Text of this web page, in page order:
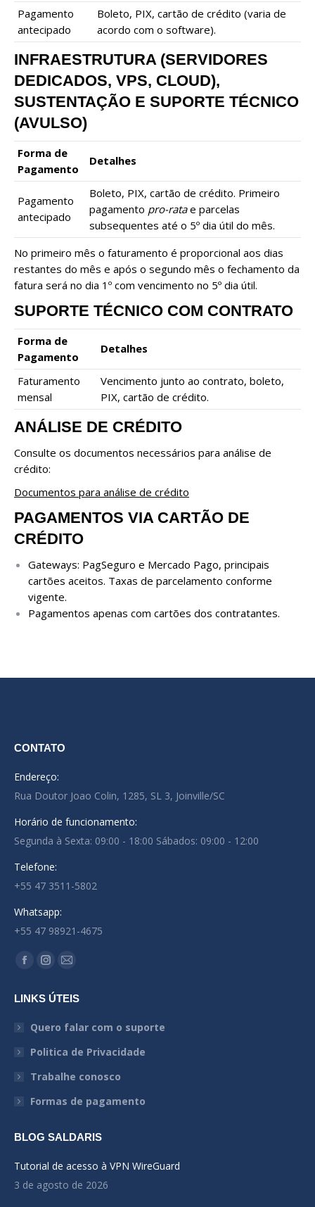
Pagamento
antecipado
Boleto, PIX, cartão de crédito (varia de
acordo com o software).
INFRAESTRUTURA (SERVIDORES
DEDICADOS, VPS, CLOUD),
SUSTENTAÇÃO E SUPORTE TÉCNICO
(AVULSO)
Forma de
Pagamento
Detalhes
Pagamento
antecipado
Boleto, PIX, cartão de crédito. Primeiro
pagamento pro-ratae parcelas
subsequentes até o 5º dia útil do mês.
No primeiro mês o faturamento é proporcional aos dias
restantes do mês e após o segundo mês o fechamento da
fatura será no dia 1º com vencimento no 5º dia útil.
SUPORTE TÉCNICO COM CONTRATO
Forma de
Pagamento
Detalhes
Faturamento
mensal
Vencimento junto ao contrato, boleto,
PIX, cartão de crédito.
ANÁLISE DE CRÉDITO
Consulte os documentos necessários para análise de
crédito:
Documentos para análise de crédito
PAGAMENTOS VIA CARTÃO DE
CRÉDITO
Gateways: PagSeguro e Mercado Pago, principais
cartões aceitos. Taxas de parcelamento conforme
vigente.
Pagamentos apenas com cartões dos contratantes.
CONTATO
Endereço:
Rua Doutor Joao Colin, 1285, SL 3, Joinville/SC
Horário de funcionamento:
Segunda à Sexta: 09:00 - 18:00 Sábados: 09:00 - 12:00
Telefone:
+55 47 3511-5802
Whatsapp:
+55 47 98921-4675
Encontre-nos em:
Facebook
opens
in
window
Instagram
opens
in
window
Mail
opens
in
window
LINKS ÚTEIS
Quero falar com o suporte
Politica de Privacidade
Trabalhe conosco
Formas de pagamento
BLOG SALDARIS
Tutorial de acesso à VPN WireGuard
3 de agosto de 2026